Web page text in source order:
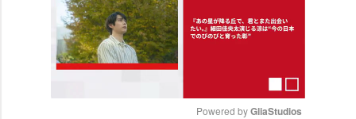
Powered by GliaStudios